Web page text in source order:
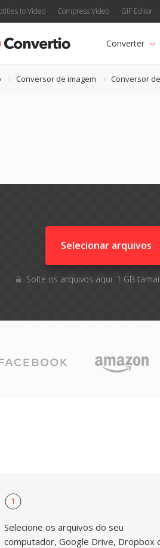
to Video Compress Video GIF Editor
Converter
Conversor de imagem Conversor
Selecionar arquivos
Solte os arquivos aqui. 1 GB
1
Selecione os arquivos do seu
computador, Google Drive, Dropbox